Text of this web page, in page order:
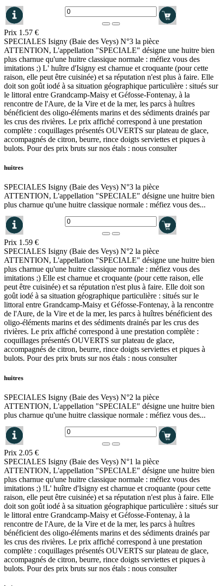
Prix 1.57 €
SPECIALES Isigny (Baie des Veys) N°3 la pièce
ATTENTION, L'appellation "SPECIALE" désigne une huitre bien
plus charnue qu'une huitre classique normale : méfiez vous des
imitations ;) L' huître d'Isigny est charnue et croquante (pour cette
raison, elle peut être cuisinée) et sa réputation n'est plus à faire. Elle
doit son goût iodé à sa situation géographique particulière : situés sur
le littoral entre Grandcamp-Maisy et Géfosse-Fontenay, à la
rencontre de l'Aure, de la Vire et de la mer, les parcs à huîtres
bénéficient des oligo-éléments marins et des sédiments drainés par
les crus des rivières. Le prix affiché correspond à une prestation
complète : coquillages présentés OUVERTS sur plateau de glace,
accompagnés de citron, beurre, rince doigts serviettes et piques à
bulots. Pour des prix bruts sur nos étals : nous consulter
huitres
SPECIALES Isigny (Baie des Veys) N°3 la pièce
ATTENTION, L'appellation "SPECIALE" désigne une huitre bien
plus charnue qu'une huitre classique normale : méfiez vous des...
Prix 1.59 €
SPECIALES Isigny (Baie des Veys) N°2 la pièce
ATTENTION, L'appellation "SPECIALE" désigne une huitre bien
plus charnue qu'une huitre classique normale : méfiez vous des
imitations ;) Elle est charnue et croquante (pour cette raison, elle
peut être cuisinée) et sa réputation n'est plus à faire. Elle doit son
goût iodé à sa situation géographique particulière : situés sur le
littoral entre Grandcamp-Maisy et Géfosse-Fontenay, à la rencontre
de l'Aure, de la Vire et de la mer, les parcs à huîtres bénéficient des
oligo-éléments marins et des sédiments drainés par les crus des
rivières. Le prix affiché correspond à une prestation complète :
coquillages présentés OUVERTS sur plateau de glace,
accompagnés de citron, beurre, rince doigts serviettes et piques à
bulots. Pour des prix bruts sur nos étals : nous consulter
huitres
SPECIALES Isigny (Baie des Veys) N°2 la pièce
ATTENTION, L'appellation "SPECIALE" désigne une huitre bien
plus charnue qu'une huitre classique normale : méfiez vous des...
Prix 2.05 €
SPECIALES Isigny (Baie des Veys) N°1 la pièce
ATTENTION, L'appellation "SPECIALE" désigne une huitre bien
plus charnue qu'une huitre classique normale : méfiez vous des
imitations ;) !L' huître d'Isigny est charnue et croquante (pour cette
raison, elle peut être cuisinée) et sa réputation n'est plus à faire. Elle
doit son goût iodé à sa situation géographique particulière : situés sur
le littoral entre Grandcamp-Maisy et Géfosse-Fontenay, à la
rencontre de l'Aure, de la Vire et de la mer, les parcs à huîtres
bénéficient des oligo-éléments marins et des sédiments drainés par
les crus des rivières. Le prix affiché correspond à une prestation
complète : coquillages présentés OUVERTS sur plateau de glace,
accompagnés de citron, beurre, rince doigts serviettes et piques à
bulots. Pour des prix bruts sur nos étals : nous consulter